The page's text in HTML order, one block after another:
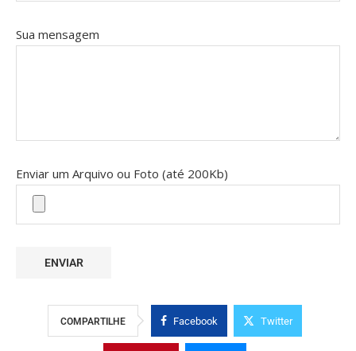
Sua mensagem
Enviar um Arquivo ou Foto (até 200Kb)
COMPARTILHE Facebook Twitter